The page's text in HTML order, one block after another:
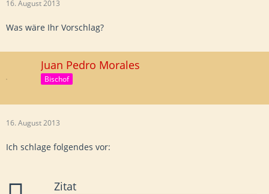
16. August 2013
Was wäre Ihr Vorschlag?
Juan Pedro Morales
Bischof
16. August 2013
Ich schlage folgendes vor:
Zitat